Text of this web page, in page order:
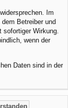
Im
Betreiber und
Wirkung.
wenn der
Daten sind in der